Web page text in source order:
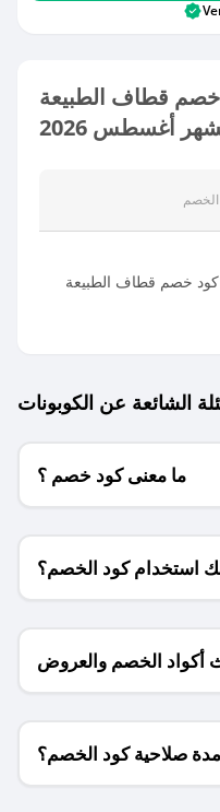
خصم قطاف الطبيعة
أغسطس 2026
الخصم
كود خصم قطاف الطبيعة
الشائعة عن الكوبونات
ما معنى كود خصم ؟
استخدام كود الخصم؟
الخصم والعروض
للمتاجر؟
صلاحية كود الخصم؟